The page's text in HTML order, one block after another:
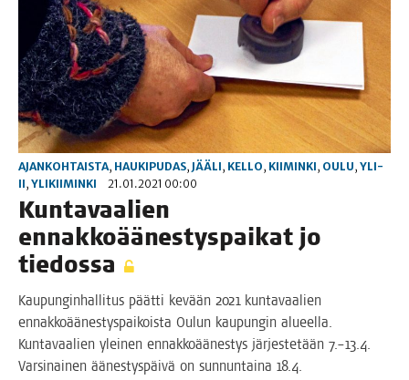
AJANKOHTAISTA, HAUKIPUDAS, JÄÄLI, KELLO, KIIMINKI, OULU, YLI-
II, YLIKIIMINKI 21.01.2021 00:00
Kun­ta­vaa­lien
ennak­ko­ää­nes­tys­pai­kat jo
tiedossa
Kau­pun­gin­hal­li­tus päät­ti kevään 2021 kun­ta­vaa­lien
ennak­ko­ää­nes­tys­pai­kois­ta Oulun kau­pun­gin alu­eel­la.
Kun­ta­vaa­lien ylei­nen ennak­ko­ää­nes­tys jär­jes­te­tään 7.–13.4.
Var­si­nai­nen äänes­tys­päi­vä on sun­nun­tai­na 18.4.